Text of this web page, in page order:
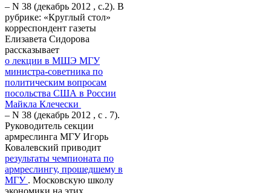
– N 38 (декабрь 2012 , c.2). В
рубрике: «Круглый стол»
корреспондент газеты
Елизавета Сидорова
рассказывает
о лекции в МШЭ МГУ
министра-советника по
политическим вопросам
посольства США в России
Майкла Клечески
– N 38 (декабрь 2012 , с . 7).
Руководитель секции
армреслинга МГУ Игорь
Ковалевский приводит
результаты чемпионата по
армреслингу, прошедшему в
МГУ . Московскую школу
экономики на этих